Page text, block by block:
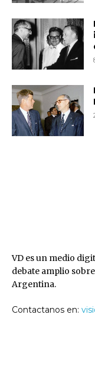
VD es un medio
debate amplio
Argentina.
Contactanos en: